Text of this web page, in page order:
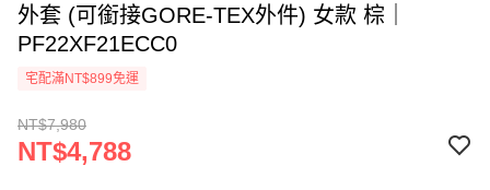
外套 (可銜接GORE-TEX外件) 女款 棕｜
PF22XF21ECC0
宅配滿NT$899免運
NT$7,980
NT$4,788